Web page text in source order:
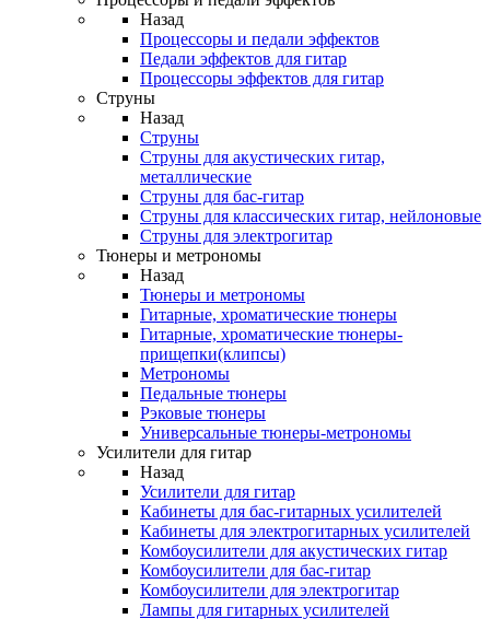
Назад
Процессоры и педали эффектов
Педали эффектов для гитар
Процессоры эффектов для гитар
Струны
Назад
Струны
Струны для акустических гитар,
металлические
Струны для бас-гитар
Струны для классических гитар, нейлоновые
Струны для электрогитар
Тюнеры и метрономы
Назад
Тюнеры и метрономы
Гитарные, хроматические тюнеры
Гитарные, хроматические тюнеры-
прищепки(клипсы)
Метрономы
Педальные тюнеры
Рэковые тюнеры
Универсальные тюнеры-метрономы
Усилители для гитар
Назад
Усилители для гитар
Кабинеты для бас-гитарных усилителей
Кабинеты для электрогитарных усилителей
Комбоусилители для акустических гитар
Комбоусилители для бас-гитар
Комбоусилители для электрогитар
Лампы для гитарных усилителей